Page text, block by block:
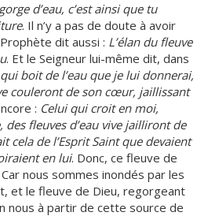
d’eau, c’est ainsi que tu
. Il n’y a pas de doute à avoir
dit aussi : L’élan du fleuve
. Et le Seigneur lui-même dit, dans
boit de l’eau que je lui donnerai,
couleront de son cœur, jaillissant
: Celui qui croit en moi,
des fleuves d’eau vive jailliront de
cela de l’Esprit Saint que devaient
en lui. Donc, ce fleuve de
nous sommes inondés par les
et le fleuve de Dieu, regorgeant
nous à partir de cette source de